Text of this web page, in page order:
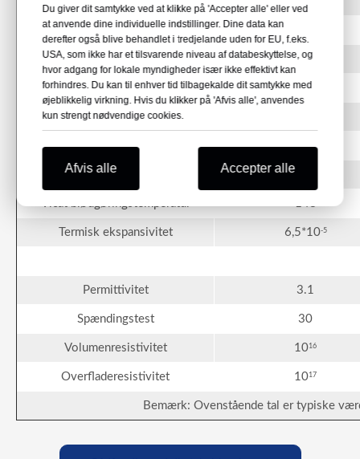
Vandabsorptionsligevægt
Trækstyrke 60
Trækmodul
Bøjningsmodul 92
Termisk ekspansivitet 6,5*10-5
Permittivitet 3.1
Spændingstest 30
Volumenresistivitet 1016
Overfladeresistivitet 1017
Bemærk: Ovenstående tal er typiske
Du giver dit samtykke ved at klikke på 'Accepter alle' eller ved
at anvende dine individuelle indstillinger. Dine data kan
derefter også blive behandlet i tredjelande uden for EU, f.eks.
USA, som ikke har et tilsvarende niveau af databeskyttelse, og
hvor adgang for lokale myndigheder især ikke effektivt kan
forhindres. Du kan til enhver tid tilbagekalde dit samtykke med
øjeblikkelig virkning. Hvis du klikker på 'Afvis alle', anvendes
kun strengt nødvendige cookies.
Afvis alle Accepter alle